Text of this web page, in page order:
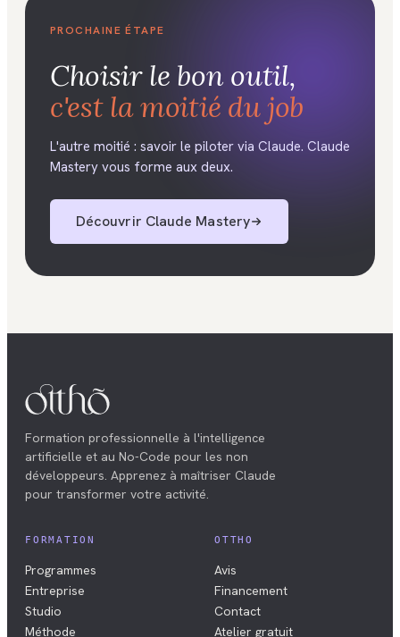
PROCHAINE ÉTAPE
Choisir le bon outil,
c'est la moitié du job
L'autre moitié : savoir le piloter via Claude. Claude
Mastery vous forme aux deux.
Découvrir Claude Mastery
Formation professionnelle à l'intelligence
artificielle et au No-Code pour les non
développeurs. Apprenez à maîtriser Claude
pour transformer votre activité.
FORMATION
Programmes
Entreprise
Studio
Méthode
OTTHO
Avis
Financement
Contact
Atelier gratuit